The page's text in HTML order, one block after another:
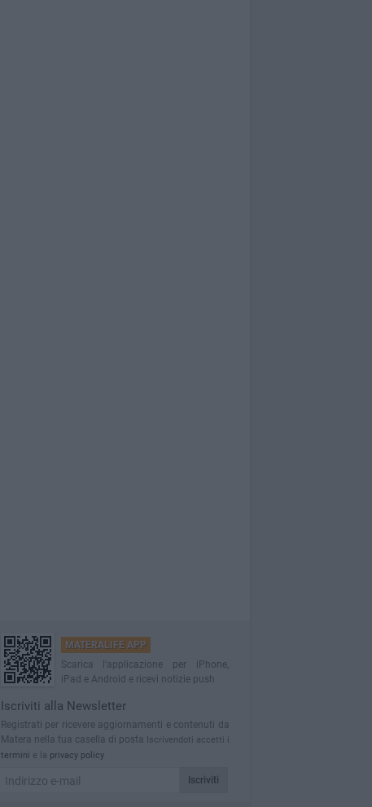
MATERALIFE APP
Scarica l'applicazione per iPhone,
iPad e Android e ricevi notizie push
Iscriviti alla Newsletter
Registrati per ricevere aggiornamenti e contenuti da
Matera nella tua casella di posta Iscrivendoti accetti i
termini e la privacy policy
Iscriviti